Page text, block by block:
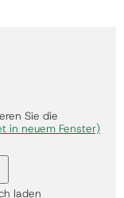
Sie die
in neuem Fenster)
laden